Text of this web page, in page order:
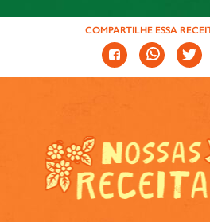
COMPARTILHE ESSA